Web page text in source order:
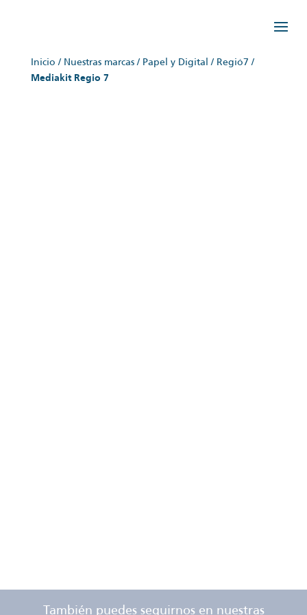
Inicio / Nuestras marcas/ Papel y Digital / Regió7 /
Mediakit Regio 7
También puedes seguirnos en nuestras